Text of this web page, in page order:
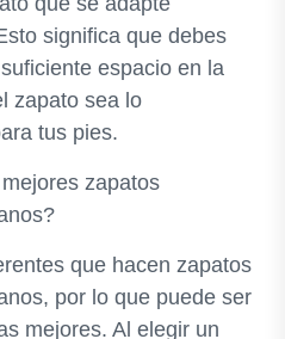
significa que debes
espacio en la
zapato sea lo
tus pies.
zapatos
que hacen zapatos
por lo que puede ser
mejores. Al elegir un